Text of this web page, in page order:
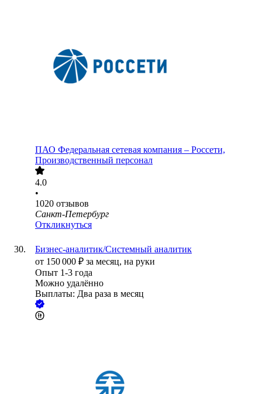
ПАО Федеральная сетевая компания – Россети,
Производственный персонал
4.0
•
1020 отзывов
Санкт-Петербург
Откликнуться
Бизнес-аналитик/Системный аналитик
от 150 000 ₽ за месяц, на руки
Опыт 1-3 года
Можно удалённо
Выплаты: Два раза в месяц